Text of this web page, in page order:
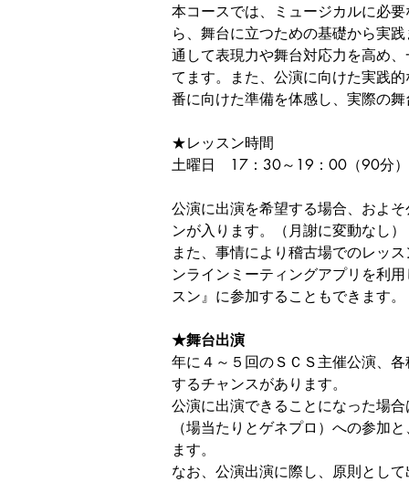
本コースでは、ミュージカルに必
ら、舞台に立つための基礎から実
通して表現力や舞台対応力を高め
てます。また、公演に向けた実践
番に向けた準備を体感し、実際の
★レッスン時間
土曜日　17：30～19：00（90分）
公演に出演を希望する場合、およ
ンが入ります。（月謝に変動なし）
また、 事情により稽古場でのレッ
ンラインミーティングアプリを利
スン』に参加することもできます。
★舞台出演
年に４～５回のＳＣＳ主催公演、
するチャンスがあります。
公演に出演できることになった場
（場当たりとゲネプロ）への参加
ます。
なお、公演出演に際し、原則とし